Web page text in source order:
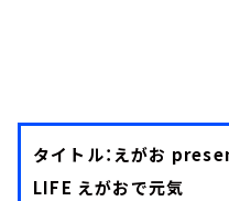
タイトル：えがお
LIFE えがおで元気